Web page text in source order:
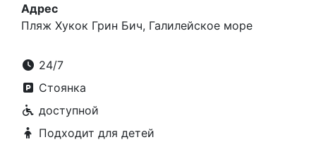
Адрес
Пляж Хукок Грин Бич, Галилейское море
24/7
Стоянка
доступной
Подходит для детей